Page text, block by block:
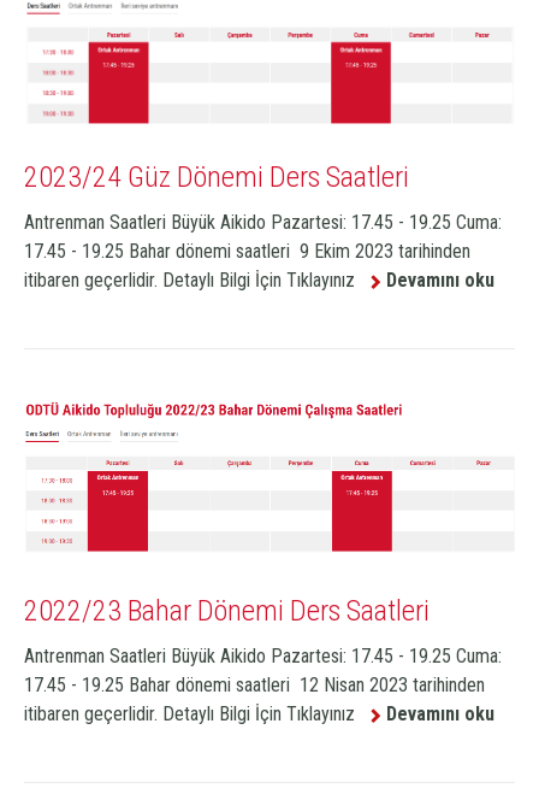
2023/24 Güz Dönemi Ders Saatleri
Antrenman Saatleri Büyük Aikido Pazartesi: 17.45 - 19.25 Cuma:
17.45 - 19.25 Bahar dönemi saatleri 9 Ekim 2023 tarihinden
itibaren geçerlidir. Detaylı Bilgi İçin Tıklayınız
Devamını oku
2022/23 Bahar Dönemi Ders Saatleri
Antrenman Saatleri Büyük Aikido Pazartesi: 17.45 - 19.25 Cuma:
17.45 - 19.25 Bahar dönemi saatleri 12 Nisan 2023 tarihinden
itibaren geçerlidir. Detaylı Bilgi İçin Tıklayınız
Devamını oku